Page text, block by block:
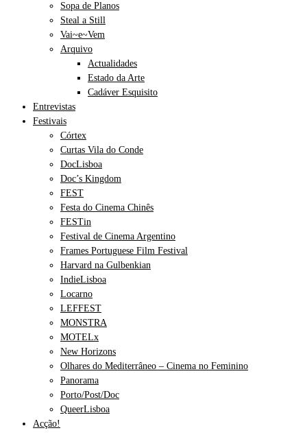
Sopa de Planos
Steal a Still
Vai~e~Vem
Arquivo
Actualidades
Estado da Arte
Cadáver Esquisito
Entrevistas
Festivais
Córtex
Curtas Vila do Conde
DocLisboa
Doc’s Kingdom
FEST
Festa do Cinema Chinês
FESTin
Festival de Cinema Argentino
Frames Portuguese Film Festival
Harvard na Gulbenkian
IndieLisboa
Locarno
LEFFEST
MONSTRA
MOTELx
New Horizons
Olhares do Mediterrâneo – Cinema no Feminino
Panorama
Porto/Post/Doc
QueerLisboa
Acção!